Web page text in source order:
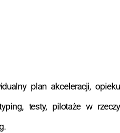
plan akceleracji,
testy, pilotaże w